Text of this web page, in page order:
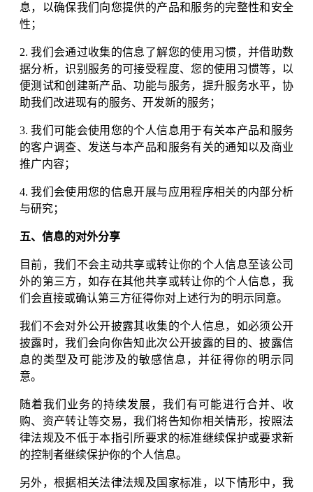
息，以确保我们向您提供的产品和服务的完整性和安全
性；
2. 我们会通过收集的信息了解您的使用习惯，并借助数
据分析，识别服务的可接受程度、您的使用习惯等，以
便测试和创建新产品、功能与服务，提升服务水平，协
助我们改进现有的服务、开发新的服务；
3. 我们可能会使用您的个人信息用于有关本产品和服务
的客户调查、发送与本产品和服务有关的通知以及商业
推广内容；
4. 我们会使用您的信息开展与应用程序相关的内部分析
与研究；
五、信息的对外分享
目前，我们不会主动共享或转让你的个人信息至该公司
外的第三方，如存在其他共享或转让你的个人信息，我
们会直接或确认第三方征得你对上述行为的明示同意。
我们不会对外公开披露其收集的个人信息，如必须公开
披露时，我们会向你告知此次公开披露的目的、披露信
息的类型及可能涉及的敏感信息，并征得你的明示同
意。
随着我们业务的持续发展，我们有可能进行合并、收
购、资产转让等交易，我们将告知你相关情形，按照法
律法规及不低于本指引所要求的标准继续保护或要求新
的控制者继续保护你的个人信息。
另外，根据相关法律法规及国家标准，以下情形中，我